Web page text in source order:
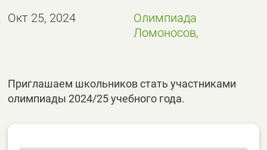
Окт 25, 2024
Олимпиада
Ломоносов,
Приглашаем школьников стать участниками
олимпиады 2024/25 учебного года.